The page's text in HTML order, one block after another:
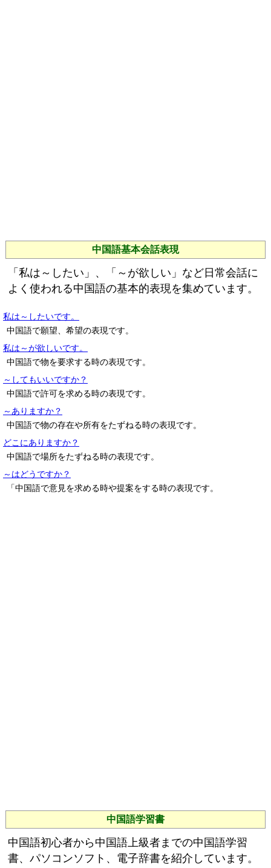
中国語基本会話表現
「私は～したい」、「～が欲しい」など日常会話に
よく使われる中国語の基本的表現を集めています。
私は～したいです。
中国語で願望、希望の表現です。
私は～が欲しいです。
中国語で物を要求する時の表現です。
～してもいいですか？
中国語で許可を求める時の表現です。
～ありますか？
中国語で物の存在や所有をたずねる時の表現です。
どこにありますか？
中国語で場所をたずねる時の表現です。
～はどうですか？
「中国語で意見を求める時や提案をする時の表現です。
中国語学習書
中国語初心者から中国語上級者までの中国語学習
書、パソコンソフト、電子辞書を紹介しています。